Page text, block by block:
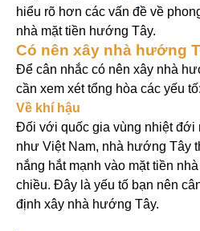
hiểu rõ hơn các vấn đề về
nhà mặt tiền hướng Tây.
Có nên xây nhà hướng
Để cân nhắc có nên xây nhà
cần xem xét tổng hòa các yếu tố:
Về khí hậu
Đối với quốc gia vùng nhiệt đới
như Việt Nam, nhà hướng Tây
nắng hắt mạnh vào mặt tiền
chiều. Đây là yếu tố bạn nên
định xây nhà hướng Tây.